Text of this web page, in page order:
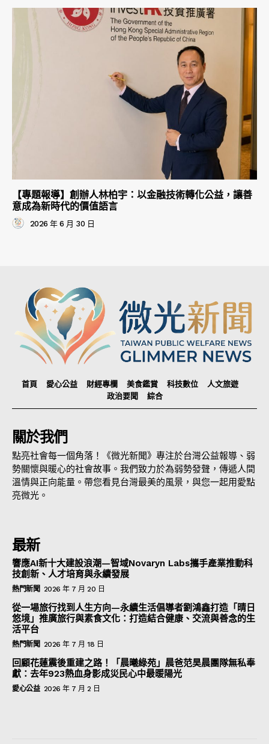
【專題報導】創辦人林柏宇：以金融技術轉化公益，讓善
意成為新時代的價值語言
2026 年 6 月 30 日
首頁 愛心公益 財經專欄 美食鑑賞 科技數位
人文旅遊
政治要聞
綜合
關於我們
點亮社會每一個角落！《微光新聞》專注於台灣公益報導、弱
勢關懷與暖心的社會故事。我們致力於為弱勢發聲，傳遞人間
溫情與正向能量。帶您看見台灣最美的風景，與您一起用愛點
亮微光。
最新
響應AI新十大建設浪潮—智域Novaryn Labs攜手產業推動科
技創新、人才培育與永續發展
熱門新聞 2026 年 7 月 20 日
從一場旅行找到人生方向—永續生活倡導者劉鴻鑫打造「晴日
悠境」推廣旅行與素食文化：打造結合健康、交流與善念的生
活平台
熱門新聞 2026 年 7 月 18 日
回顧花蓮震後重建之路！「晨曦綠苑」晨爸范昊晨團隊無私奉
獻：去年923熱血身影成災民心中最暖陽光
愛心公益 2026 年 7 月 2 日